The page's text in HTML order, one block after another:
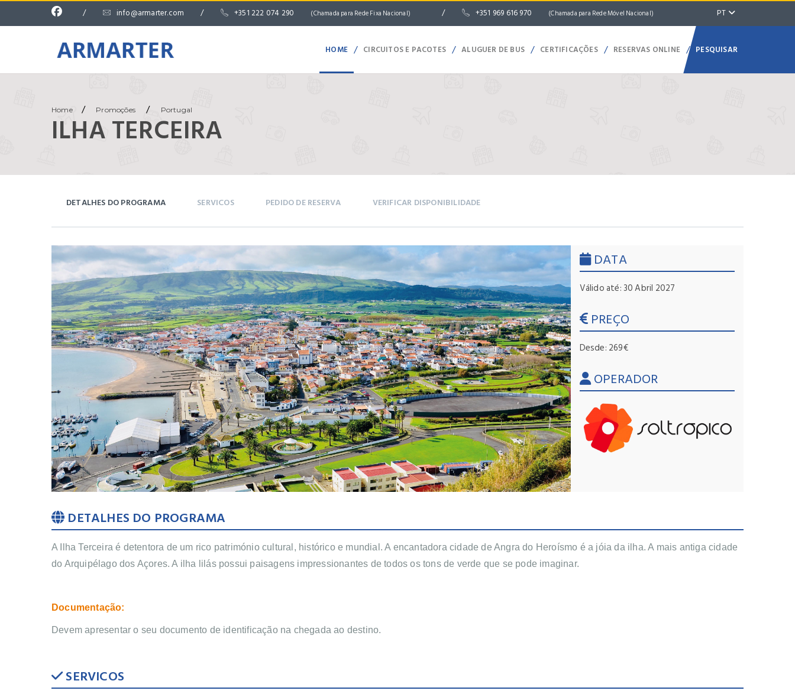
/ info@armarter.com / +351 222 074 290 (Chamada para Rede Fixa Nacional) / +351 969 616 970 (Chamada para Rede Móvel Nacional) PT
HOME / CIRCUITOS E PACOTES / ALUGUER DE BUS / CERTIFICAÇÕES / RESERVAS ONLINE / PESQUISAR
Home / Promoções / Portugal
ILHA TERCEIRA
DETALHES DO PROGRAMA SERVICOS PEDIDO DE RESERVA VERIFICAR DISPONIBILIDADE
DATA
Válido até: 30 Abril 2027
PREÇO
Desde: 269€
OPERADOR
DETALHES DO PROGRAMA
A Ilha Terceira é detentora de um rico património cultural, histórico e mundial. A encantadora cidade de Angra do Heroísmo é a jóia da ilha. A mais antiga cidade
do Arquipélago dos Açores. A ilha lilás possui paisagens impressionantes de todos os tons de verde que se pode imaginar.
Documentação:
Devem apresentar o seu documento de identificação na chegada ao destino.
SERVICOS